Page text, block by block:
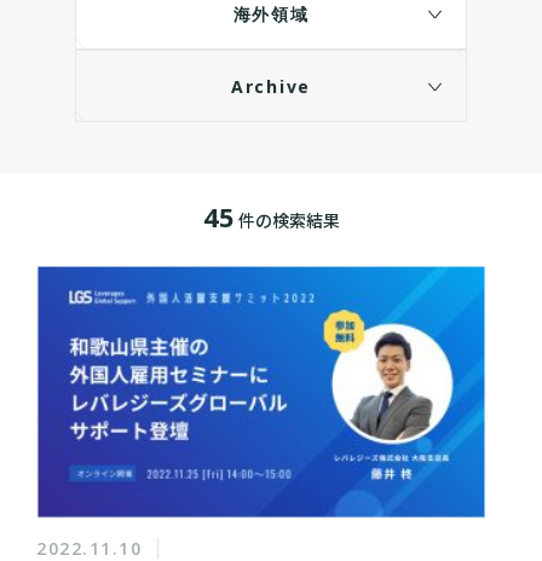
海外領域
Archive
45 件の検索結果
2022.11.10